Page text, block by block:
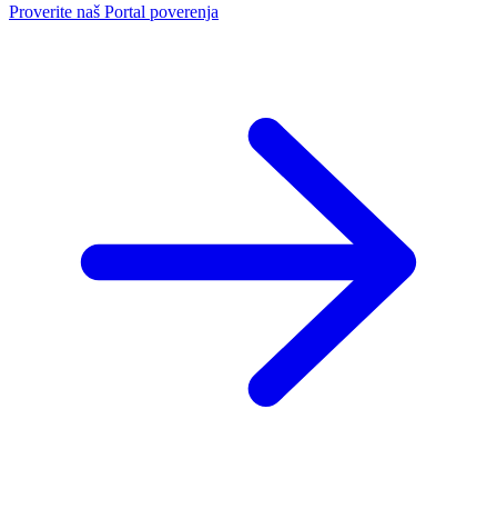
Proverite naš Portal poverenja